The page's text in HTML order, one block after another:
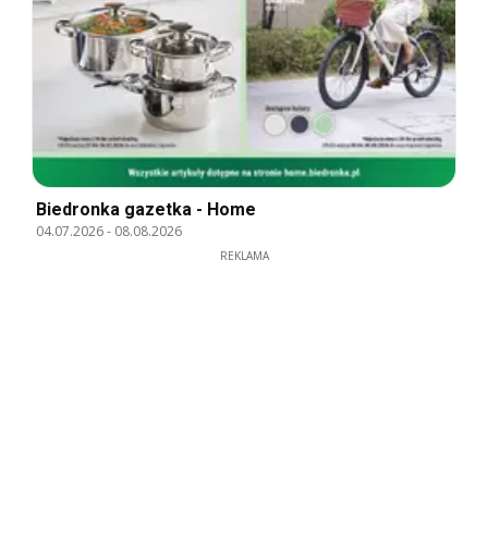
Biedronka gazetka - Home
04.07.2026- 08.08.2026
REKLAMA